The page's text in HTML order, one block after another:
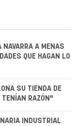
NAVARRA A MENAS
QUE HAGAN LO
SU TIENDA DE
RAZÓN"
INDUSTRIAL